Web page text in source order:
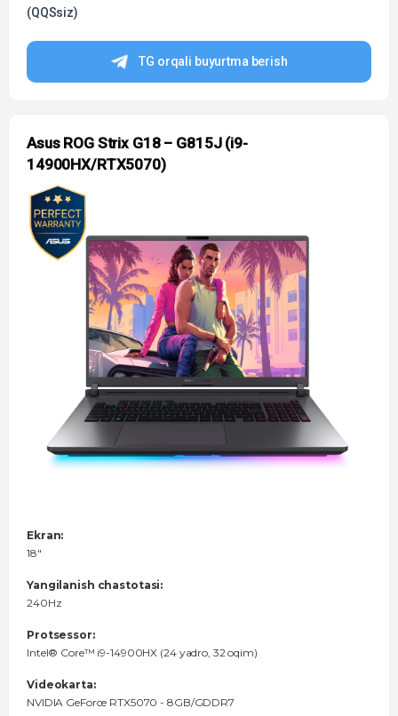
(QQSsiz)
TG orqali buyurtma berish
Asus ROG Strix G18 – G815J (i9-
14900HX/RTX5070)
Ekran:
18"
Yangilanish chastotasi:
240Hz
Protsessor:
Intel® Core™ i9-14900HX (24 yadro, 32 oqim)
Videokarta:
NVIDIA GeForce RTX5070 - 8GB/GDDR7